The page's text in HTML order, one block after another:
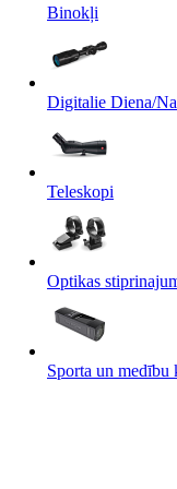
Binokļi
Digitalie Diena/
Teleskopi
Optikas
Sporta un medību